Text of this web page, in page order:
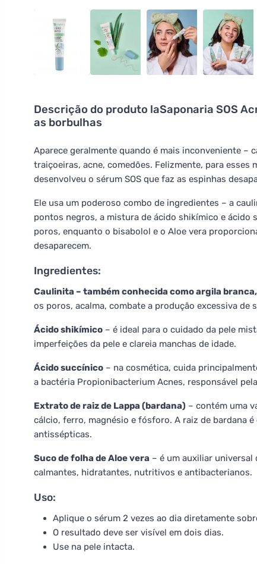
Descrição do produto laSaponaria SOS
as borbulhas
Aparece geralmente quando é mais inconveniente –
traiçoeiras, acne, comedões. Felizmente, para
desenvolveu o sérum SOS que faz as espinhas
Ele usa um poderoso combo de ingredientes – a
pontos negros, a mistura de ácido shikímico e ácido
poros, enquanto o bisabolol e o Aloe vera
desaparecem.
Ingredientes:
Caulinita – também conhecida como argila branca,
os poros, acalma, combate a produção excessiva de
Ácido shikímico – é ideal para o cuidado da pele
imperfeições da pele e clareia manchas de idade.
Ácido succínico – na cosmética, cuida
a bactéria Propionibacterium Acnes, responsável
Extrato de raiz de Lappa (bardana) – contém uma
cálcio, ferro, magnésio e fósforo. A raiz de bardana
antissépticas.
Suco de folha de Aloe vera – é um auxiliar
calmantes, hidratantes, nutritivos e antibacterianos.
Uso:
Aplique o sérum 2 vezes ao dia diretamente
O resultado deve ser visível em dois dias.
Use na pele intacta.